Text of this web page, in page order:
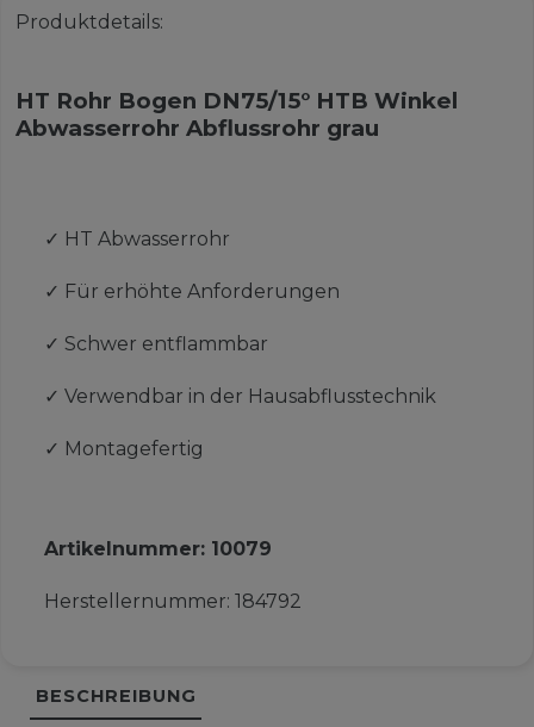
Produktdetails:
HT Rohr Bogen DN75/15° HTB Winkel
Abwasserrohr Abflussrohr grau
✓ HT Abwasserrohr
✓ Für erhöhte Anforderungen
✓ Schwer entflammbar
✓ Verwendbar in der Hausabflusstechnik
✓ Montagefertig
Artikelnummer: 10079
Herstellernummer: 184792
BESCHREIBUNG